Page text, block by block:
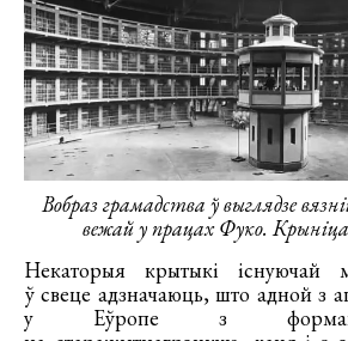
Вобраз грамадства ў выглядзе
вежай у працах Фуко.
Некаторыя крытыкі існуючай
ў свеце адзначаюць, што адной з
у Еўропе з